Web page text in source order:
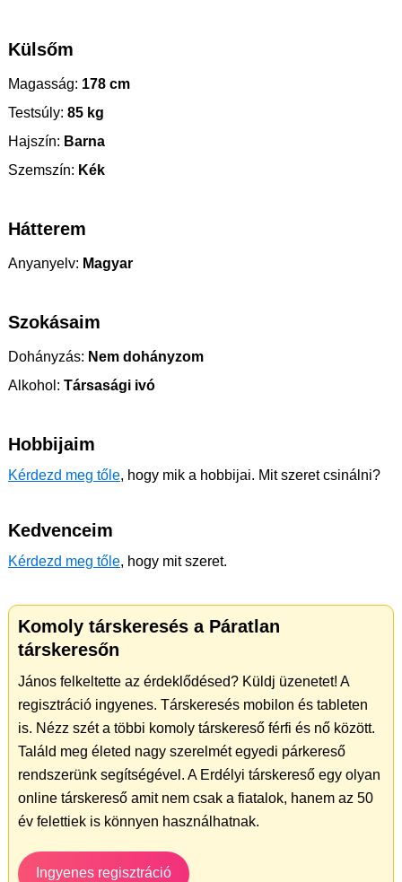
Külsőm
Magasság: 178 cm
Testsúly: 85 kg
Hajszín: Barna
Szemszín: Kék
Hátterem
Anyanyelv: Magyar
Szokásaim
Dohányzás: Nem dohányzom
Alkohol: Társasági ivó
Hobbijaim
Kérdezd meg tőle, hogy mik a hobbijai. Mit szeret csinálni?
Kedvenceim
Kérdezd meg tőle, hogy mit szeret.
Komoly társkeresés a Páratlan
társkeresőn
János felkeltette az érdeklődésed? Küldj üzenetet! A
regisztráció ingyenes. Társkeresés mobilon és tableten
is. Nézz szét a többi komoly társkereső férfi és nő között.
Találd meg életed nagy szerelmét egyedi párkereső
rendszerünk segítségével. A Erdélyi társkereső egy olyan
online társkereső amit nem csak a fiatalok, hanem az 50
év felettiek is könnyen használhatnak.
Ingyenes regisztráció